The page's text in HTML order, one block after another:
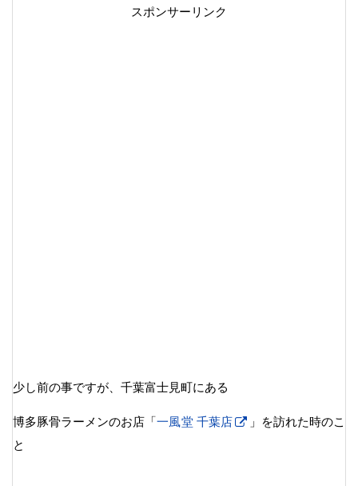
スポンサーリンク
少し前の事ですが、千葉富士見町にある
博多豚骨ラーメンのお店「一風堂 千葉店
」を訪れた時のこ
と